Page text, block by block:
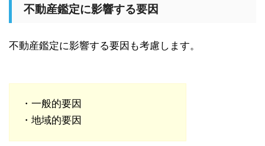
不動産鑑定に影響する要因
不動産鑑定に影響する要因も考慮します。
・一般的要因
・地域的要因